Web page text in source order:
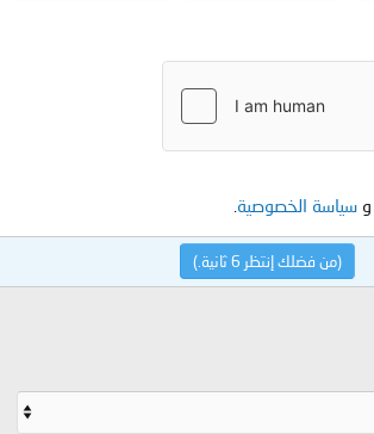
وسياسة الخصوصية
(من فضلك إنتظر 6ثانية.)